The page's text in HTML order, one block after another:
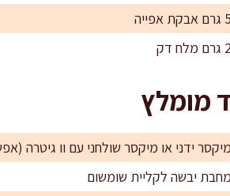
5 גרם אבקת אפייה
2 גרם מלח דק
מומלץ
מיקסר ידני או מיקסר שולחני עם וו גיטרה
מחבת יבשה לקליית שומשום